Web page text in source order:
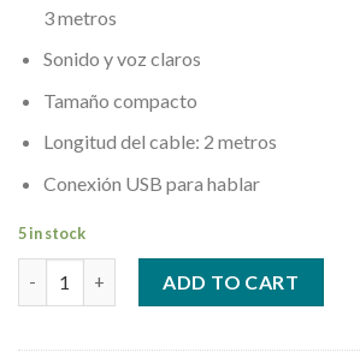
3 metros
Sonido y voz claros
Tamaño compacto
Longitud del cable: 2 metros
Conexión USB para hablar
5 in stock
ADD TO CART